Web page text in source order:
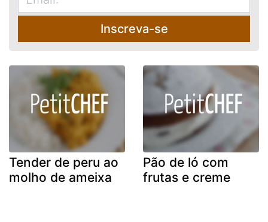
Inscreva-se
Tender de peru ao
molho de ameixa
Pão de ló com
frutas e creme